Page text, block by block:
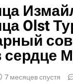
Olst
сердце
7 месяцев спустя